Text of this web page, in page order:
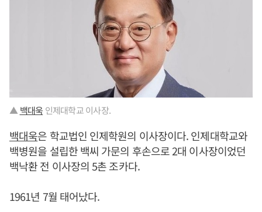
▲ 백대욱 인제대학교 이사장.
백대욱은 학교법인 인제학원의 이사장이다. 인제대학교와
백병원을 설립한 백씨 가문의 후손으로 2대 이사장이었던
백낙환 전 이사장의 5촌 조카다.
1961년 7월 태어났다.